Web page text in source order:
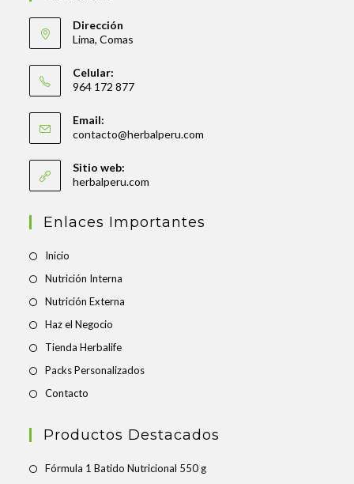
Dirección
Lima, Comas
Celular:
964 172 877
Email:
contacto@herbalperu.com
Sitio web:
herbalperu.com
Enlaces Importantes
Inicio
Nutrición Interna
Nutrición Externa
Haz el Negocio
Tienda Herbalife
Packs Personalizados
Contacto
Productos Destacados
Fórmula 1 Batido Nutricional 550 g